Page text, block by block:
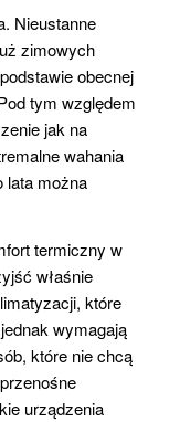
Nieustanne
zimowych
obecnej
tym względem
jak na
wahania
lata można
termiczny w
właśnie
które
wymagają
które nie chcą
urządzenia